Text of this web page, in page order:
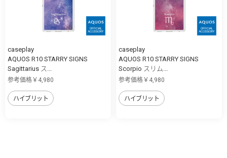
caseplay
AQUOS R10 STARRY SIGNS
Sagittarius ス...
参考価格￥4,980
ハイブリット
caseplay
AQUOS R10 STARRY SIGNS
Scorpio スリム...
参考価格￥4,980
ハイブリット